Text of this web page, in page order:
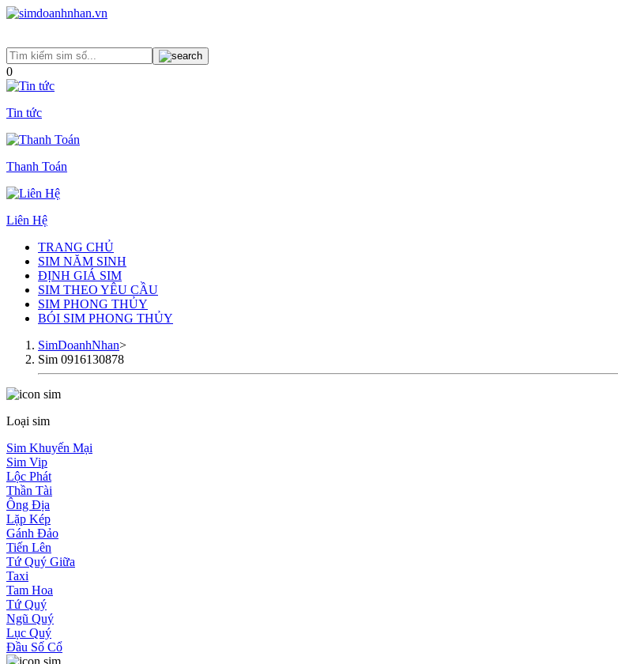
0
Tin tức
Thanh Toán
Liên Hệ
TRANG CHỦ
SIM NĂM SINH
ĐỊNH GIÁ SIM
SIM THEO YÊU CẦU
SIM PHONG THỦY
BÓI SIM PHONG THỦY
SimDoanhNhan>
Sim 0916130878
Loại sim
Sim Khuyến Mại
Sim Vip
Lộc Phát
Thần Tài
Ông Địa
Lặp Kép
Gánh Đảo
Tiến Lên
Tứ Quý Giữa
Taxi
Tam Hoa
Tứ Quý
Ngũ Quý
Lục Quý
Đầu Số Cổ